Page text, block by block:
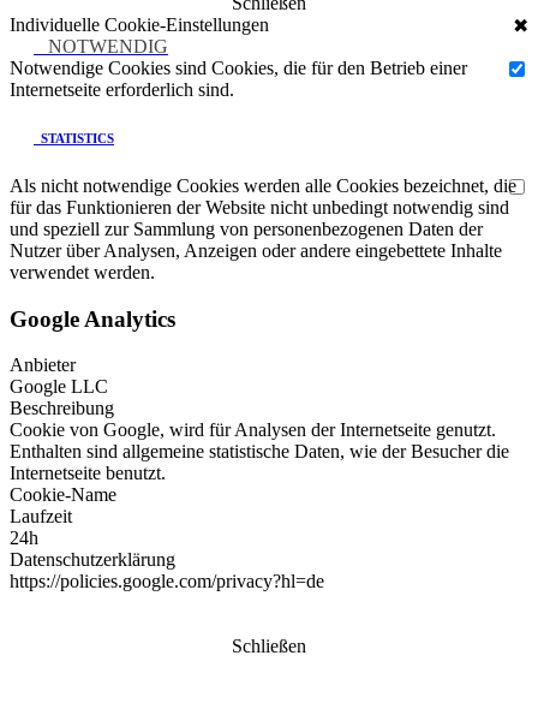
Individuelle Cookie-Einstellungen
✖
NOTWENDIG
Notwendige Cookies sind Cookies, die für den Betrieb einer
Internetseite erforderlich sind.
STATISTICS
Als nicht notwendige Cookies werden alle Cookies bezeichnet, die
für das Funktionieren der Website nicht unbedingt notwendig sind
und speziell zur Sammlung von personenbezogenen Daten der
Nutzer über Analysen, Anzeigen oder andere eingebettete Inhalte
verwendet werden.
Google Analytics
Anbieter
Google LLC
Beschreibung
Cookie von Google, wird für Analysen der Internetseite genutzt.
Enthalten sind allgemeine statistische Daten, wie der Besucher die
Internetseite benutzt.
Cookie-Name
Laufzeit
24h
Datenschutzerklärung
https://policies.google.com/privacy?hl=de
Schließen